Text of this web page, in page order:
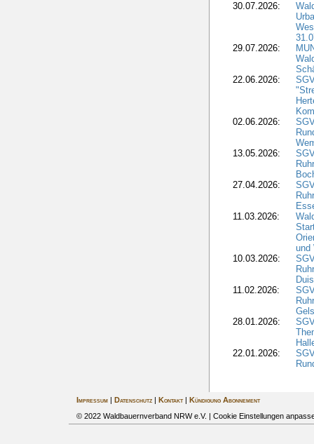
30.07.2026:
29.07.2026:
22.06.2026:
02.06.2026:
13.05.2026:
27.04.2026:
11.03.2026:
und
10.03.2026:
11.02.2026:
28.01.2026:
22.01.2026:
Impressum| Datenschutz| Kontakt|
Kündigung Abonnement
© 2022 Waldbauernverband NRW e.V. | Cookie Einstellungen